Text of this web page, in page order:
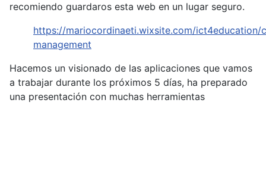
recomiendo guardaros esta web en un lugar seguro.
https://mariocordinaeti.wixsite.com/ict4education/
management
Hacemos un visionado de las aplicaciones que vamos
a trabajar durante los próximos 5 días, ha preparado
una presentación con muchas herramientas